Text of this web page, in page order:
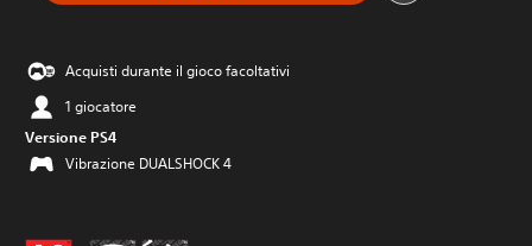
Acquisti durante il gioco facoltativi
1 giocatore
Versione PS4
Vibrazione DUALSHOCK 4